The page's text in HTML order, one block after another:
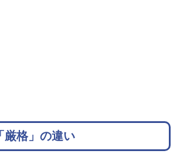
厳格」の違い